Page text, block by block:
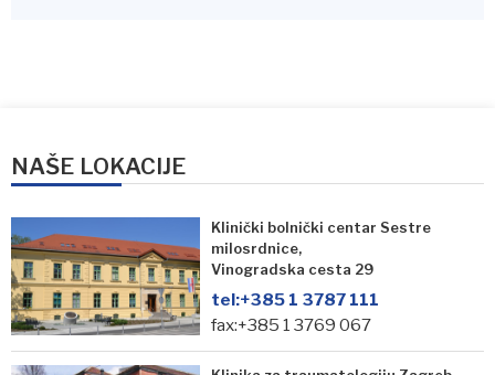
NAŠE LOKACIJE
Klinički bolnički centar Sestre
milosrdnice,
Vinogradska cesta 29
tel:+385 1 3787 111
fax:+385 1 3769 067